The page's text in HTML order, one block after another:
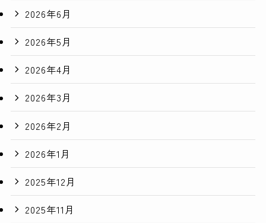
2026年6月
2026年5月
2026年4月
2026年3月
2026年2月
2026年1月
2025年12月
2025年11月